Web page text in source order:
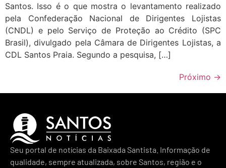
Santos. Isso é o que mostra o levantamento realizado
pela Confederação Nacional de Dirigentes Lojistas
(CNDL) e pelo Serviço de Proteção ao Crédito (SPC
Brasil), divulgado pela Câmara de Dirigentes Lojistas, a
CDL Santos Praia. Segundo a pesquisa, […]
Próximo →
Seu portal de notícias da Baixada Santista. Informação de
qualidade, sempre atualizada, sobre Santos, região e o